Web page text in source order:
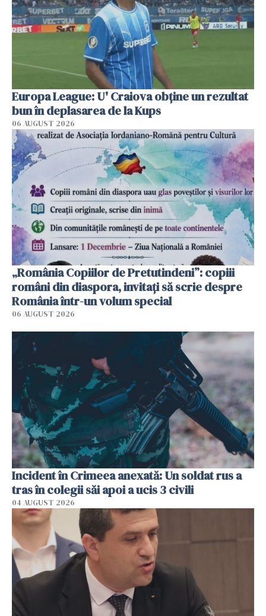
Europa League: U' Craiova obține un rezultat
bun în deplasarea de la Kups
06 AUGUST 2026
„România Copiilor de Pretutindeni”: copiii
români din diaspora, invitați să scrie despre
România într-un volum special
06 AUGUST 2026
Incident în Crimeea anexată: Un soldat rus a
tras în colegii săi apoi a ucis 3 civili
04 AUGUST 2026